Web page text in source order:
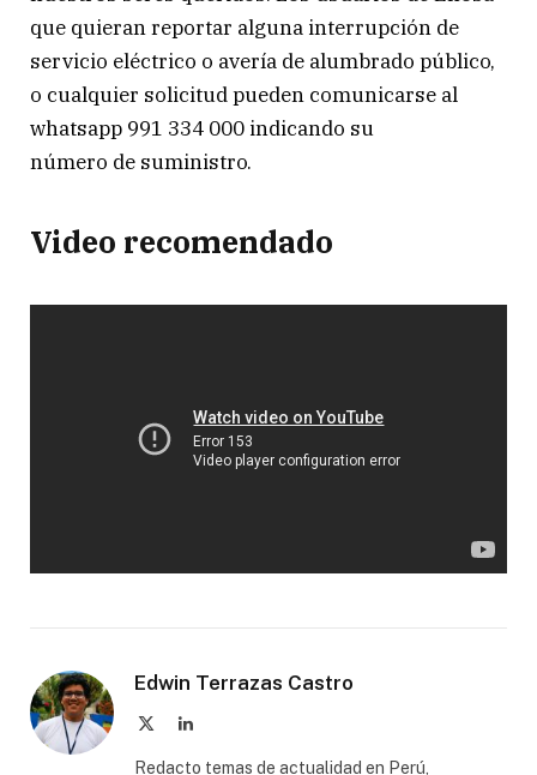
que quieran reportar alguna interrupción de
servicio eléctrico o avería de alumbrado público,
o cualquier solicitud pueden comunicarse al
whatsapp 991 334 000 indicando su
número de suministro.
Video recomendado
Edwin Terrazas Castro
LinkedIn
Redacto temas de actualidad en Perú,